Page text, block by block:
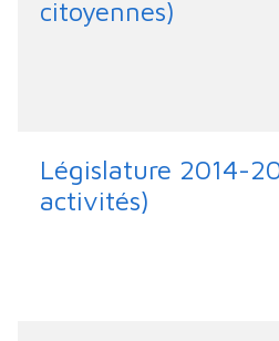
citoyennes)
Législature 2014-
activités)